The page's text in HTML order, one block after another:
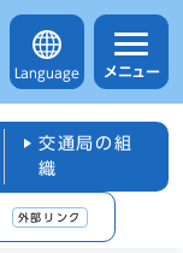
Language メニュー
交通局の組
織
外部リンク